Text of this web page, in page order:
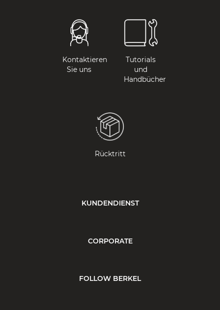
Kontaktieren
Sie uns
Tutorials
und
Handbücher
Rücktritt
KUNDENDIENST
CORPORATE
FOLLOW BERKEL